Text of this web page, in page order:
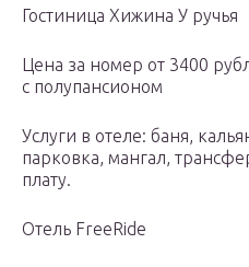
Гостиница Хижина У ручья
Цена за номер от 3400
с полупансионом
Услуги в отеле: баня,
парковка, мангал,
плату.
Отель FreeRide